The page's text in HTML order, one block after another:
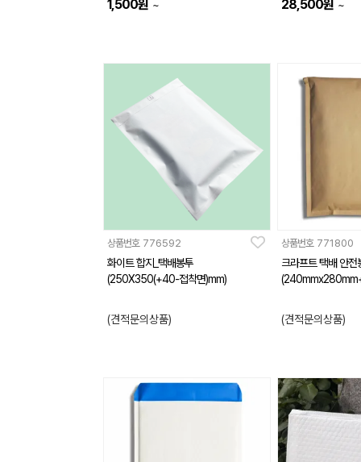
1,500원 ~ 28,500원 ~
상품번호 776592
화이트 합지_택배봉투
(250X350(+40-접착면)mm)
(견적문의상품)
상품번호 771800
크라프트 택배 안전
(견적문의상품)